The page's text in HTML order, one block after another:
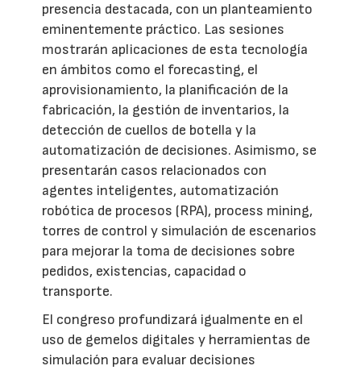
presencia destacada, con un planteamiento
eminentemente práctico. Las sesiones
mostrarán aplicaciones de esta tecnología
en ámbitos como el forecasting, el
aprovisionamiento, la planificación de la
fabricación, la gestión de inventarios, la
detección de cuellos de botella y la
automatización de decisiones. Asimismo, se
presentarán casos relacionados con
agentes inteligentes, automatización
robótica de procesos (RPA), process mining,
torres de control y simulación de escenarios
para mejorar la toma de decisiones sobre
pedidos, existencias, capacidad o
transporte.
El congreso profundizará igualmente en el
uso de gemelos digitales y herramientas de
simulación para evaluar decisiones